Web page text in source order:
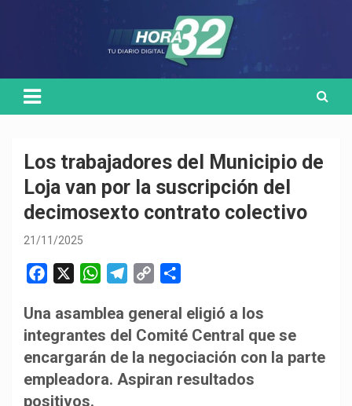
Los trabajadores del Municipio de
Loja van por la suscripción del
decimosexto contrato colectivo
21/11/2025
c
e
b
o
o
W
a
t
s
A
l
e
g
r
p
y
L
i
m
p
a
r
Una asamblea general eligió a los
integrantes del Comité Central que se
encargarán de la negociación con la parte
empleadora. Aspiran resultados
positivos.